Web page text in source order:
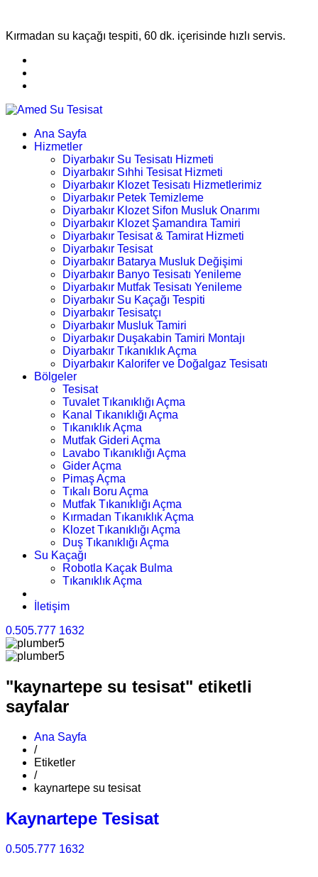
Kırmadan su kaçağı tespiti, 60 dk. içerisinde hızlı servis.
Ana Sayfa
Hizmetler
Diyarbakır Su Tesisatı Hizmeti
Diyarbakır Sıhhi Tesisat Hizmeti
Diyarbakır Klozet Tesisatı Hizmetlerimiz
Diyarbakır Petek Temizleme
Diyarbakır Klozet Sifon Musluk Onarımı
Diyarbakır Klozet Şamandıra Tamiri
Diyarbakır Tesisat & Tamirat Hizmeti
Diyarbakır Tesisat
Diyarbakır Batarya Musluk Değişimi
Diyarbakır Banyo Tesisatı Yenileme
Diyarbakır Mutfak Tesisatı Yenileme
Diyarbakır Su Kaçağı Tespiti
Diyarbakır Tesisatçı
Diyarbakır Musluk Tamiri
Diyarbakır Duşakabin Tamiri Montajı
Diyarbakır Tıkanıklık Açma
Diyarbakır Kalorifer ve Doğalgaz Tesisatı
Bölgeler
Tesisat
Tuvalet Tıkanıklığı Açma
Kanal Tıkanıklığı Açma
Tıkanıklık Açma
Mutfak Gideri Açma
Lavabo Tıkanıklığı Açma
Gider Açma
Pimaş Açma
Tıkalı Boru Açma
Mutfak Tıkanıklığı Açma
Kırmadan Tıkanıklık Açma
Klozet Tıkanıklığı Açma
Duş Tıkanıklığı Açma
Su Kaçağı
Robotla Kaçak Bulma
Tıkanıklık Açma
İletişim
0.505.777 1632
"kaynartepe su tesisat" etiketli
sayfalar
Ana Sayfa
/
Etiketler
/
kaynartepe su tesisat
Kaynartepe Tesisat
0.505.777 1632